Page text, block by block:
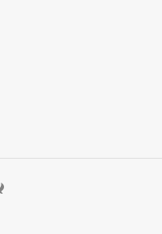
El Título es incorrecto según el